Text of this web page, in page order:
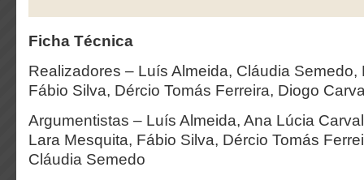
Ficha Técnica
Realizadores – Luís Almeida, Cláudia Semedo,
Fábio Silva, Dércio Tomás Ferreira, Diogo
Argumentistas – Luís Almeida, Ana Lúcia
Lara Mesquita, Fábio Silva, Dércio Tomás
Cláudia Semedo